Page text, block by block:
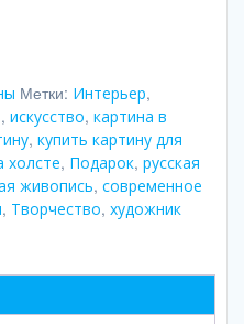
Метки: Интерьер,
, искусство, картина в
, купить картину для
холсте, Подарок, русская
живопись, современное
, Творчество, художник